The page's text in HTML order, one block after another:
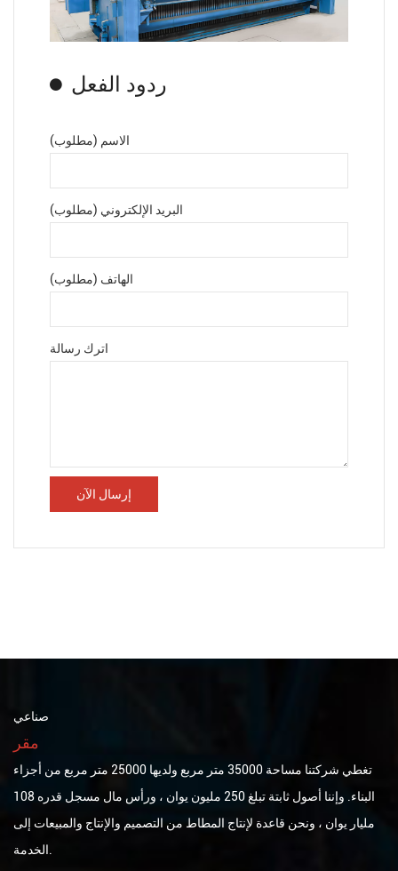
ردود الفعل
الاسم (مطلوب)
البريد الإلكتروني (مطلوب)
الهاتف (مطلوب)
اترك رسالة
صناعي
مقر
تغطي شركتنا مساحة 35000 متر مربع ولديها 25000 متر مربع من أجزاء
البناء. وإننا أصول ثابتة تبلغ 250 مليون يوان ، ورأس مال مسجل قدره 108
مليار يوان ، ونحن قاعدة لإنتاج المطاط من التصميم والإنتاج والمبيعات إلى
الخدمة.